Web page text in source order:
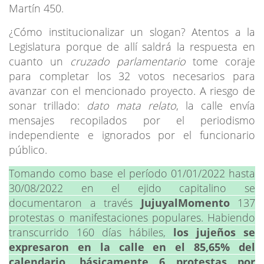
Martín 450.
¿Cómo institucionalizar un slogan? Atentos a la
Legislatura porque de allí saldrá la respuesta en
cuanto un cruzado parlamentario tome coraje
para completar los 32 votos necesarios para
avanzar con el mencionado proyecto. A riesgo de
sonar trillado: dato mata relato, la calle envía
mensajes recopilados por el periodismo
independiente e ignorados por el funcionario
público.
Tomando como base el período 01/01/2022 hasta
30/08/2022 en el ejido capitalino se
documentaron a través JujuyalMomento137
protestas o manifestaciones populares. Habiendo
transcurrido 160 días hábiles, los jujeños se
expresaron en la calle en el 85,65% del